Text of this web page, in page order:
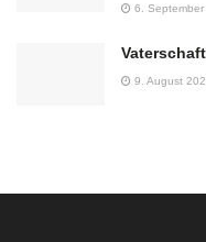
6. September
9. August